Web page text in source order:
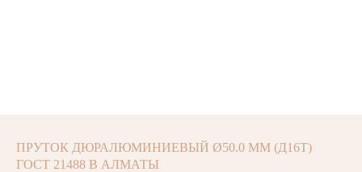
ПРУТОК ДЮРАЛЮМИНИЕВЫЙ Ø50.0 ММ (Д16Т)
ГОСТ 21488 В АЛМАТЫ